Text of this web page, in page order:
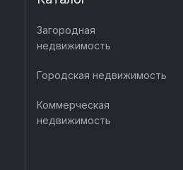
Загородная
недвижимость
Городская недвижимость
Коммерческая
недвижимость